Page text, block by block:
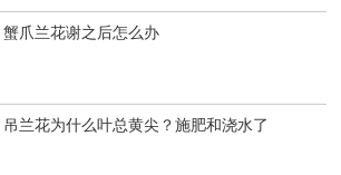
蟹爪兰花谢之后怎么办
吊兰花为什么叶总黄尖？施肥和浇水了